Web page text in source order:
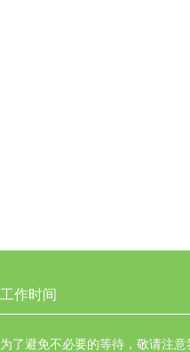
工作时间
为了避免不必要的等待，敬请注